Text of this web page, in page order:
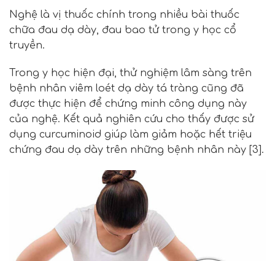
Nghệ là vị thuốc chính trong nhiều bài thuốc
chữa đau dạ dày, đau bao tử trong y học cổ
truyền.
Trong y học hiện đại, thử nghiệm lâm sàng trên
bệnh nhân viêm loét dạ dày tá tràng cũng đã
được thực hiện để chứng minh công dụng này
của nghệ. Kết quả nghiên cứu cho thấy được sử
dụng curcuminoid giúp làm giảm hoặc hết triệu
chứng đau dạ dày trên những bệnh nhân này [3].